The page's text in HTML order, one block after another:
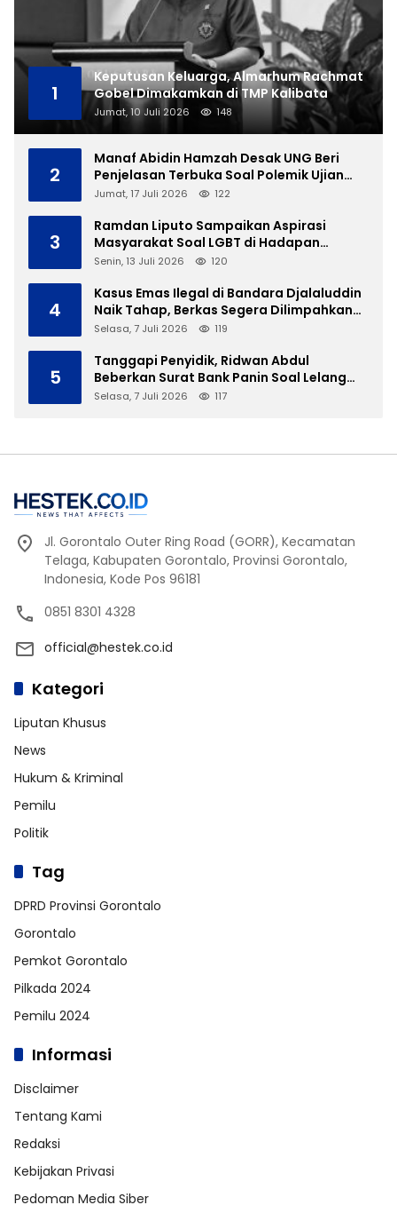
1
Keputusan Keluarga, Almarhum Rachmat
Gobel Dimakamkan di TMP Kalibata
Jumat, 10 Juli 2026 148
2
Manaf Abidin Hamzah Desak UNG Beri
Penjelasan Terbuka Soal Polemik Ujian
Skripsi Mahasiswi
Jumat, 17 Juli 2026 122
3
Ramdan Liputo Sampaikan Aspirasi
Masyarakat Soal LGBT di Hadapan
Gubernur Gusnar
Senin, 13 Juli 2026 120
4
Kasus Emas Ilegal di Bandara Djalaluddin
Naik Tahap, Berkas Segera Dilimpahkan
ke JPU
Selasa, 7 Juli 2026 119
5
Tanggapi Penyidik, Ridwan Abdul
Beberkan Surat Bank Panin Soal Lelang
Aset Eks PLTD Isimu
Selasa, 7 Juli 2026 117
Jl. Gorontalo Outer Ring Road (GORR), Kecamatan
Telaga, Kabupaten Gorontalo, Provinsi Gorontalo,
Indonesia, Kode Pos 96181
0851 8301 4328
official@hestek.co.id
Kategori
Liputan Khusus
News
Hukum & Kriminal
Pemilu
Politik
Tag
DPRD Provinsi Gorontalo
Gorontalo
Pemkot Gorontalo
Pilkada 2024
Pemilu 2024
Informasi
Disclaimer
Tentang Kami
Redaksi
Kebijakan Privasi
Pedoman Media Siber